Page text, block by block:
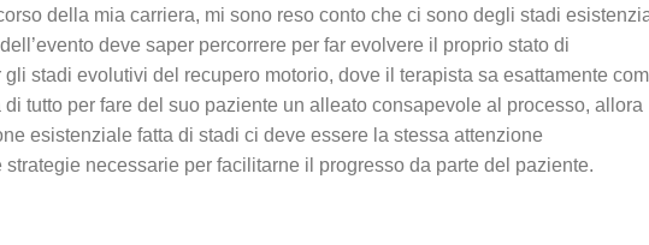
della mia carriera, mi sono reso conto che ci sono degli stadi
deve saper percorrere per far evolvere il proprio stato di
stadi evolutivi del recupero motorio, dove il terapista sa esattamente
tutto per fare del suo paziente un alleato consapevole al processo, allora
esistenziale fatta di stadi ci deve essere la stessa attenzione
necessarie per facilitarne il progresso da parte del paziente.